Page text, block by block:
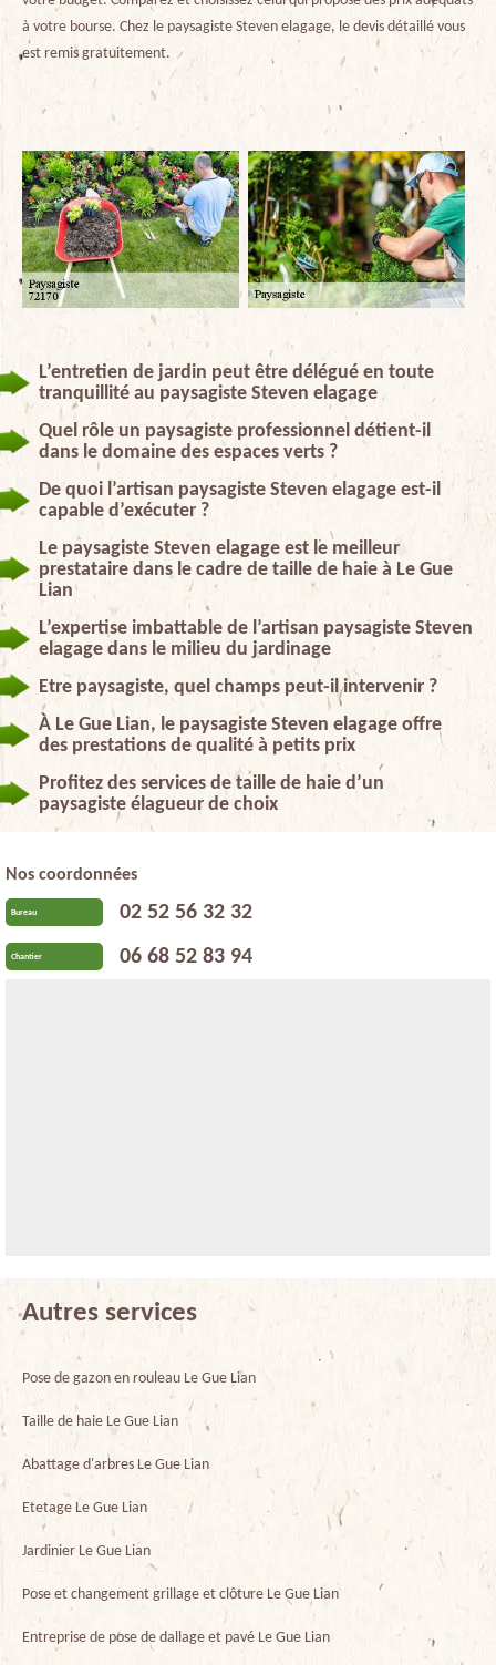
à votre bourse. Chez le paysagiste Steven elagage, le devis détaillé vous
est remis gratuitement.
L’entretien de jardin peut être délégué en toute
tranquillité au paysagiste Steven elagage
Quel rôle un paysagiste professionnel détient-il
dans le domaine des espaces verts ?
De quoi l’artisan paysagiste Steven elagage est-il
capable d’exécuter ?
Le paysagiste Steven elagage est le meilleur
prestataire dans le cadre de taille de haie à Le Gue
Lian
L’expertise imbattable de l’artisan paysagiste Steven
elagage dans le milieu du jardinage
Etre paysagiste, quel champs peut-il intervenir ?
À Le Gue Lian, le paysagiste Steven elagage offre
des prestations de qualité à petits prix
Profitez des services de taille de haie d’un
paysagiste élagueur de choix
Nos coordonnées
Bureau 02 52 56 32 32
Chantier 06 68 52 83 94
Autres services
Pose de gazon en rouleau Le Gue Lian
Taille de haie Le Gue Lian
Abattage d'arbres Le Gue Lian
Etetage Le Gue Lian
Jardinier Le Gue Lian
Pose et changement grillage et clôture Le Gue Lian
Entreprise de pose de dallage et pavé Le Gue Lian